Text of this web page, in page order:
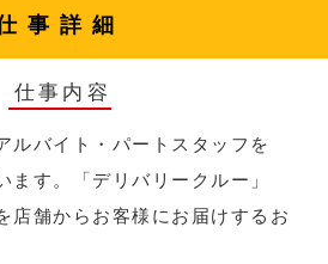
事詳細
仕事内容
ルバイト・パートスタッフを
ます。「デリバリークルー」
店舗からお客様にお届けするお